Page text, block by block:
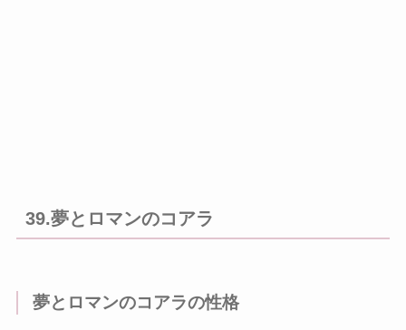
39.夢とロマンのコアラ
夢とロマンのコアラの性格